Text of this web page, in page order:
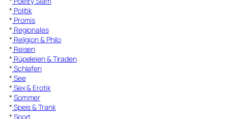
* Politik
* Promis
* Regionales
* Religion & Philo
* Reisen
* Rüpeleien & Tiraden
* Schlafen
* See
* Sex & Erotik
* Sommer
* Speis & Trank
* Sport